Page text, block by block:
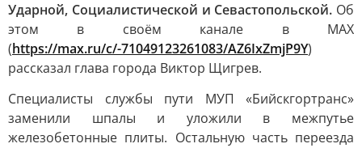
Ударной, Социалистической и Севастопольской. Об
этом в своём канале в MAX
(https://max.ru/c/-71049123261083/AZ6IxZmjP9Y)
рассказал глава города Виктор Щигрев.
Специалисты службы пути МУП «Бийскгортранс»
заменили шпалы и уложили в межпутье
железобетонные плиты. Остальную часть переезда